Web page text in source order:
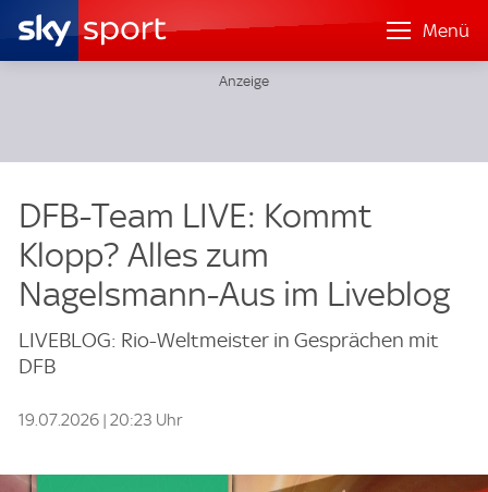
Menü
DFB-Team LIVE: Kommt
Klopp? Alles zum
Nagelsmann-Aus im Liveblog
LIVEBLOG: Rio-Weltmeister in Gesprächen mit
DFB
19.07.2026 | 20:23 Uhr